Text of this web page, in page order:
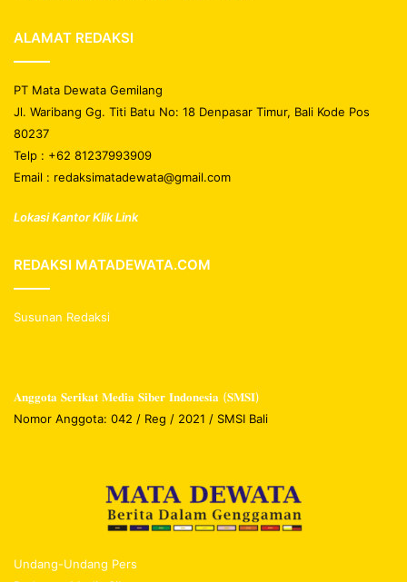
ALAMAT REDAKSI
PT Mata Dewata Gemilang
Jl. Waribang Gg. Titi Batu No: 18 Denpasar Timur, Bali Kode Pos
80237
Telp : +62 81237993909
Email : redaksimatadewata@gmail.com
Lokasi Kantor Klik Link
REDAKSI MATADEWATA.COM
Susunan Redaksi
𝐀𝐧𝐠𝐠𝐨𝐭𝐚 𝐒𝐞𝐫𝐢𝐤𝐚𝐭 𝐌𝐞𝐝𝐢𝐚 𝐒𝐢𝐛𝐞𝐫 𝐈𝐧𝐝𝐨𝐧𝐞𝐬𝐢𝐚 (𝐒𝐌𝐒𝐈)
Nomor Anggota: 042 / Reg / 2021 / SMSI Bali
Undang-Undang Pers